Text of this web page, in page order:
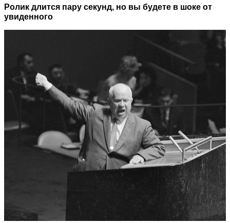
Ролик длится пару секунд, но вы будете в шоке от
увиденного